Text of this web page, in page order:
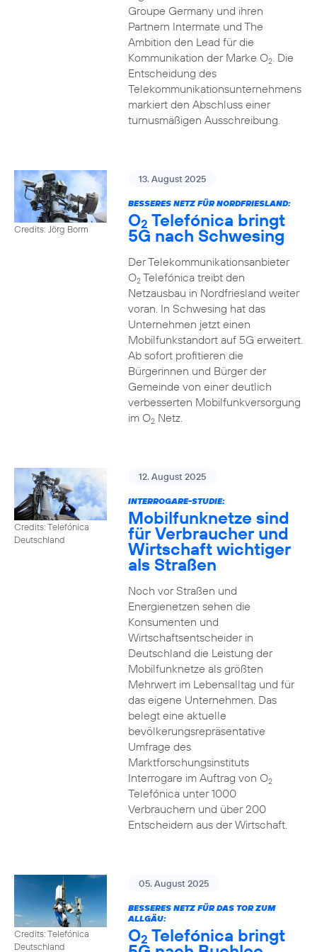
Groupe Germany und ihren
Partnern Intermate und The
Ambition den Lead für die
Kommunikation der Marke O2. Die
Entscheidung des
Telekommunikationsunternehmens
markiert den Abschluss einer
turnusmäßigen Ausschreibung.
Credits: Jörg Borm
13. August 2025
BESSERES NETZ FÜR NORDFRIESLAND:
O2 Telefónica bringt
5G nach Schwesing
Der Telekommunikationsanbieter
O2Telefónica treibt den
Netzausbau in Nordfriesland weiter
voran. In Schwesing hat das
Unternehmen jetzt einen
Mobilfunkstandort auf 5G erweitert.
Ab sofort profitieren die
Bürgerinnen und Bürger der
Gemeinde von einer deutlich
verbesserten Mobilfunkversorgung
im O2Netz.
Credits: Telefónica
Deutschland
12. August 2025
INTERROGARE-STUDIE:
Mobilfunknetze sind
für Verbraucher und
Wirtschaft wichtiger
als Straßen
Noch vor Straßen und
Energienetzen sehen die
Konsumenten und
Wirtschaftsentscheider in
Deutschland die Leistung der
Mobilfunknetze als größten
Mehrwert im Lebensalltag und für
das eigene Unternehmen. Das
belegt eine aktuelle
bevölkerungsrepräsentative
Umfrage des
Marktforschungsinstituts
Interrogare im Auftrag von O2
Telefónica unter 1000
Verbrauchern und über 200
Entscheidern aus der Wirtschaft.
Credits: Telefónica
Deutschland
05. August 2025
BESSERES NETZ FÜR DAS TOR ZUM
ALLGÄU:
O2 Telefónica bringt